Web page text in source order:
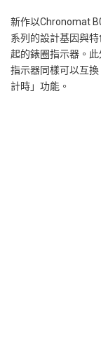
新作以Chronomat
系列的設計基因與
起的錶圈指示器。
指示器同樣可以互
計時」功能。